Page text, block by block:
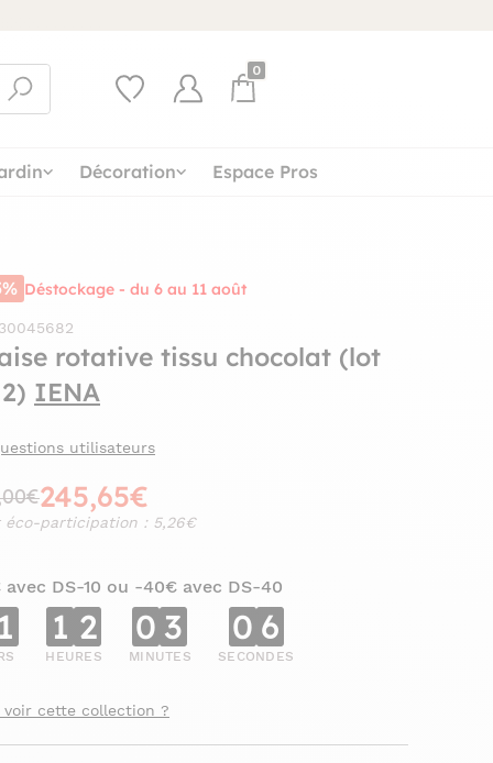
0
Décoration Espace Pros
Déstockage - du 6 au 11 août
rotative tissu chocolat (lot
IENA
utilisateurs
245,65€
éco-participation : 5,26€
avec DS-10 ou -40€ avec DS-40
1 1 2
HEURES
0 3
MINUTES
0 5
SECONDES
voir cette collection ?